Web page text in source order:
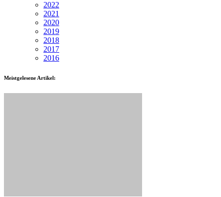
2022
2021
2020
2019
2018
2017
2016
Meistgelesene Artikel: